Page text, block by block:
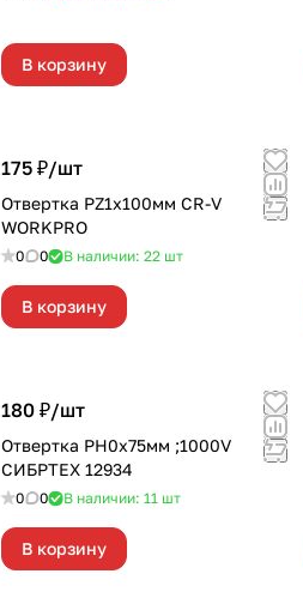
В корзину
175 ₽/шт
Отвертка PZ1x100мм CR-V
WORKPRO
0 0 В наличии: 22 шт
В корзину
180 ₽/шт
Отвертка PH0х75мм ;1000V
СИБРТЕХ 12934
0 0 В наличии: 11 шт
В корзину